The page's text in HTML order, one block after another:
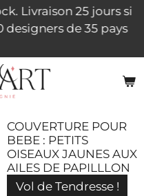
Livraison 25 jours si
designers de 35 pays
COUVERTURE POUR
BEBE : PETITS
OISEAUX JAUNES AUX
AILES DE PAPILLLON
Vol de Tendresse !